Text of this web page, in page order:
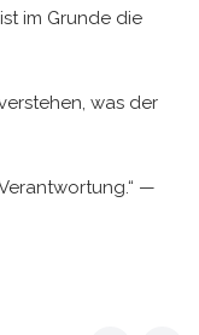
im Grunde die
was der
—